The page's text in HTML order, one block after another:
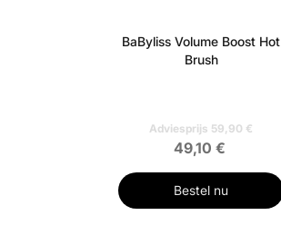
BaByliss Volume Boost Hot
Brush
Adviesprijs 59,90 €
49,10 €
Bestel nu